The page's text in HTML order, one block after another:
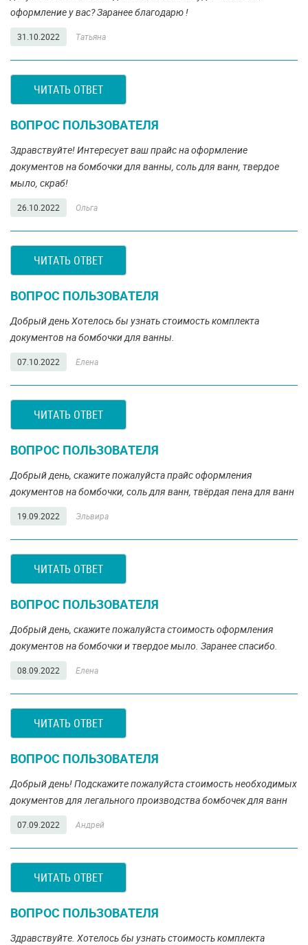
оформление у вас? Заранее благодарю !
31.10.2022 Татьяна
ЧИТАТЬ ОТВЕТ
ВОПРОС ПОЛЬЗОВАТЕЛЯ
Здравствуйте! Интересует ваш прайс на оформление
документов на бомбочки для ванны, соль для ванн, твердое
мыло, скраб!
26.10.2022 Ольга
ЧИТАТЬ ОТВЕТ
ВОПРОС ПОЛЬЗОВАТЕЛЯ
Добрый день Хотелось бы узнать стоимость комплекта
документов на бомбочки для ванны.
07.10.2022 Елена
ЧИТАТЬ ОТВЕТ
ВОПРОС ПОЛЬЗОВАТЕЛЯ
Добрый день, скажите пожалуйста прайс оформления
документов на бомбочки, соль для ванн, твёрдая пена для ванн
19.09.2022 Эльвира
ЧИТАТЬ ОТВЕТ
ВОПРОС ПОЛЬЗОВАТЕЛЯ
Добрый день, скажите пожалуйста стоимость оформления
документов на бомбочки и твердое мыло. Заранее спасибо.
08.09.2022 Елена
ЧИТАТЬ ОТВЕТ
ВОПРОС ПОЛЬЗОВАТЕЛЯ
Добрый день! Подскажите пожалуйста стоимость необходимых
документов для легального производства бомбочек для ванн
07.09.2022 Андрей
ЧИТАТЬ ОТВЕТ
ВОПРОС ПОЛЬЗОВАТЕЛЯ
Здравствуйте. Хотелось бы узнать стоимость комплекта